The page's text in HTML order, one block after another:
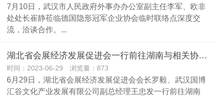
7月10日，武汉市人民政府外事办办公室副主任李军、欧非
处处长崔静莅临德国隐形冠军企业协会临时联络点深度交
流，洽谈合作。...
湖北省会展经济发展促进会一行前往湖南与相关协会、企业进行交流
时间：2023-06-29 浏览量：873
6月29日，湖北省会展经济发展促进会会长罗毅、武汉国博
汇谷文化产业发展有限公司副总经理王忠发一行前往湖南